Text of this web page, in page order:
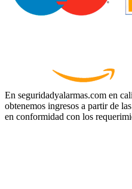
En seguridadyalarmas.com en
obtenemos ingresos a partir de
en conformidad con los